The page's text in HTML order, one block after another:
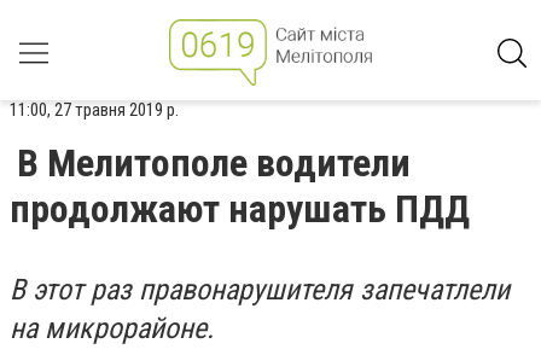
11:00, 27 травня 2019 р.
В Мелитополе водители
продолжают нарушать ПДД
В этот раз правонарушителя запечатлели
на микрорайоне.